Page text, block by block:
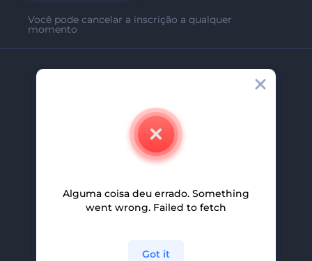
Você pode cancelar a inscrição a qualquer
momento
Contate-Nos
Carreiras
Programa De Afiliados
Alguma coisa deu errado. Something
went wrong. Failed to fetch
Got it